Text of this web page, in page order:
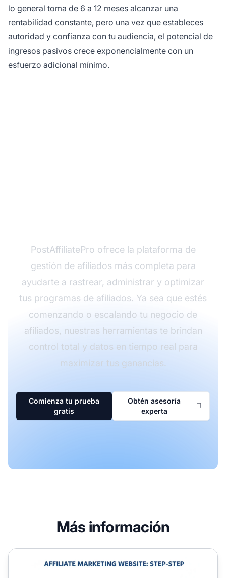
lo general toma de 6 a 12 meses alcanzar una
rentabilidad constante, pero una vez que estableces
autoridad y confianza con tu audiencia, el potencial de
ingresos pasivos crece exponencialmente con un
esfuerzo adicional mínimo.
PostAffiliatePro ofrece la plataforma de
gestión de afiliados más completa para
ayudarte a rastrear, administrar y optimizar
tus programas de afiliados. Ya sea que estés
comenzando o escalando tu negocio de
afiliados, nuestras herramientas te brindan
control total y datos en tiempo real para
maximizar tus ganancias.
Comienza tu prueba
gratis
Obtén asesoría
experta
Más información
Cómo iniciar un sitio web de marketing de afiliados